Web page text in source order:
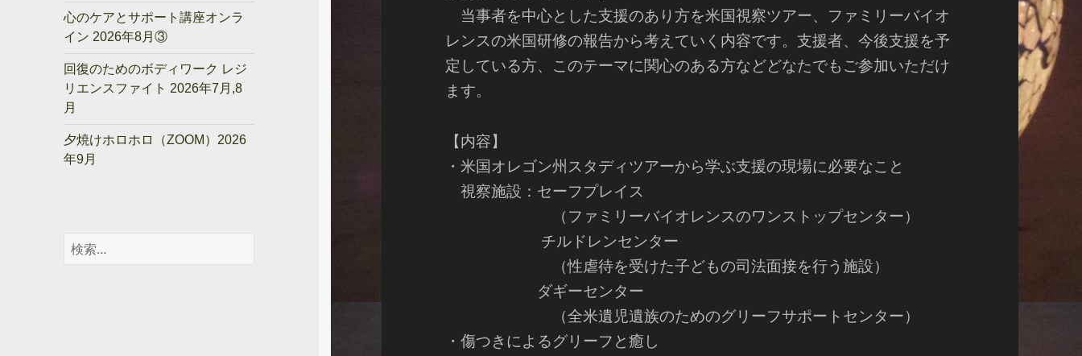
心のケアとサポート講座オンラ
イン 2026年8月③
回復のためのボディワーク レジ
リエンスファイト 2026年7月,8
月
夕焼けホロホロ（ZOOM）2026
年9月
検
当事者を中心とした支援のあり方を米国視察ツアー、ファミリーバイオ
レンスの米国研修の報告から考えていく内容です。支援者、今後支援を予
定している方、このテーマに関心のある方などどなたでもご参加いただけ
ます。
【内容】
・米国オレゴン州スタディツアーから学ぶ支援の現場に必要なこと
視察施設：セーフプレイス
（ファミリーバイオレンスのワンストップセンター）
チルドレンセンター
（性虐待を受けた子どもの司法面接を行う施設）
ダギーセンター
（全米遺児遺族のためのグリーフサポートセンター）
・傷つきによるグリーフと癒し